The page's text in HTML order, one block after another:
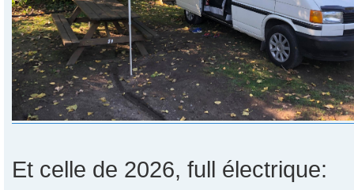
Et celle de 2026, full électrique: